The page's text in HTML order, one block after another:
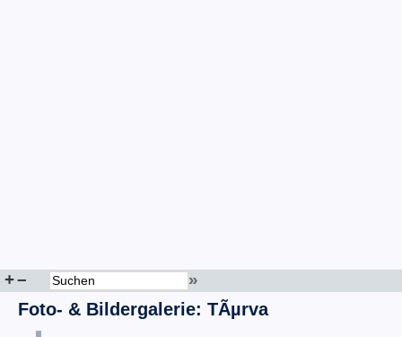
+– »
Foto- & Bildergalerie: TÃµrva